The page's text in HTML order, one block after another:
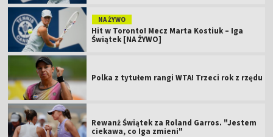
NA ŻYWO
Hit w Toronto! Mecz Marta Kostiuk – Iga
Świątek [NA ŻYWO]
Polka z tytułem rangi WTA! Trzeci rok z rzędu
Rewanż Świątek za Roland Garros. "Jestem
ciekawa, co Iga zmieni"